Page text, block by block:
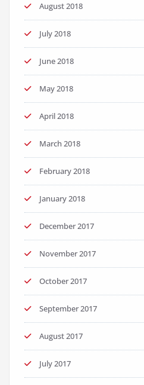
August 2018
July 2018
June 2018
May 2018
April 2018
March 2018
February 2018
January 2018
December 2017
November 2017
October 2017
September 2017
August 2017
July 2017